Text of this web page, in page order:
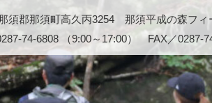
須郡那須町高久丙3254 那須平成の森フィ
74-6808 （9:00～17:00） FAX／0287-